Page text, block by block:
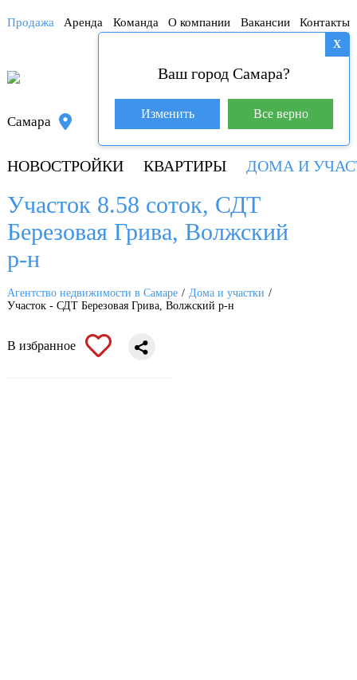
Продажа Аренда Команда О компании Вакансии Контакты
База покупателей (600)
Самара 8 800 250-04-53
НОВОСТРОЙКИ КВАРТИРЫ ДОМА И
X
Ваш город Самара?
Изменить Все верно
Участок 8.58 соток, СДТ
Березовая Грива, Волжский
р-н
Агентство недвижимости в Самаре
Дома и участки
Участок - СДТ Березовая Грива, Волжский р-н
В избранное